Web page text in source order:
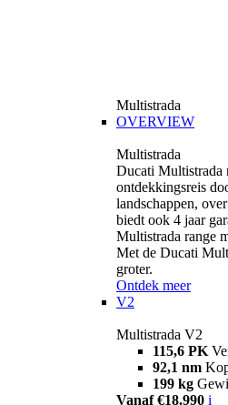
Multistrada
OVERVIEW
Multistrada
Ducati Multistrada
ontdekkingsreis
landschappen,
biedt ook 4 jaar
Multistrada range
Met de Ducati
groter.
Ontdek meer
V2
Multistrada V2
115,6 PK
92,1 nm
199 kg
Vanaf €18.990 i